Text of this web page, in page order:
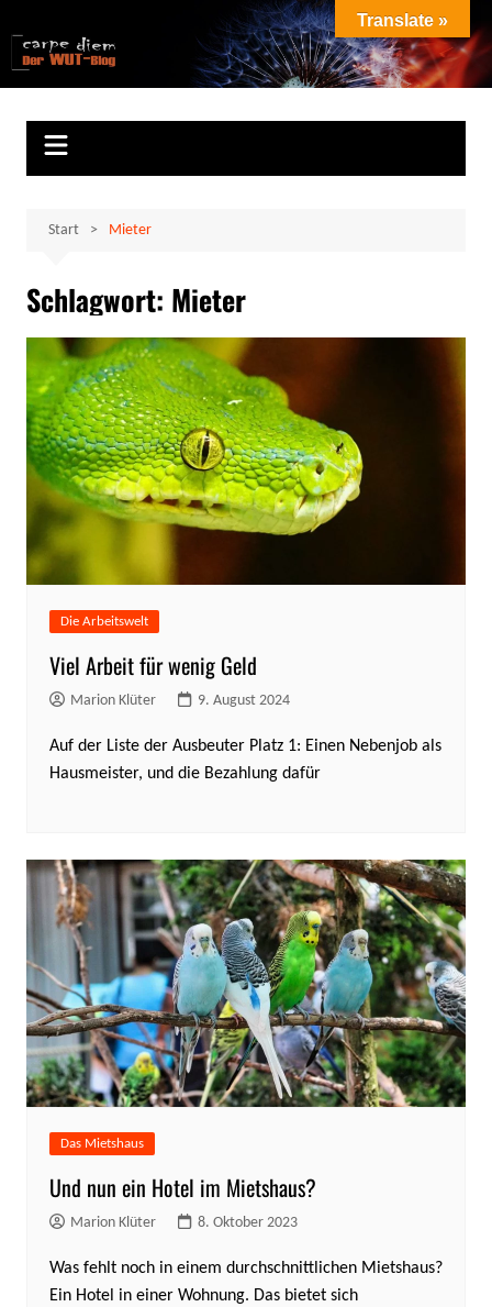
Inhalt
springen
Marion Klüter
carpe diem
Start Mieter
Schlagwort: Mieter
Die Arbeitswelt
Viel Arbeit für wenig Geld
Marion Klüter 9. August 2024
Auf der Liste der Ausbeuter Platz 1: Einen Nebenjob als
Hausmeister, und die Bezahlung dafür
Das Mietshaus
Und nun ein Hotel im Mietshaus?
Marion Klüter 8. Oktober 2023
Was fehlt noch in einem durchschnittlichen Mietshaus?
Ein Hotel in einer Wohnung. Das bietet sich
Translate »